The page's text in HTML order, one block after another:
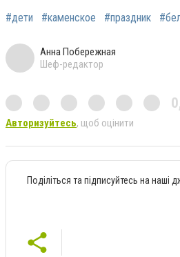
#дети #каменское #праздник
Анна Побережная
Шеф-редактор
Авторизуйтесь, щоб оцінити
Поділіться та підписуйтесь на наші